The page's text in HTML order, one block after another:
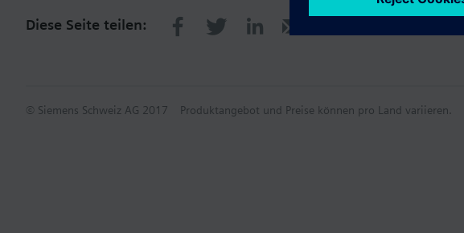
Diese Seite teilen:
© Siemens Schweiz AG 2017 Produktangebot und Preise können pro Land variieren.